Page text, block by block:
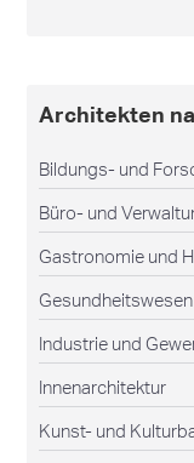
Architekten
Bildungs- und
Büro- und
Gastronomie und
Gesundheitswesen
Industrie und
Innenarchitektur
Kunst- und